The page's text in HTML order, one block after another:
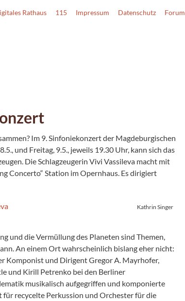
Rathaus 115 Impressum Datenschutz Forum
Im 9. Sinfoniekonzert der Magdeburgischen
und Freitag, 9.5., jeweils 19.30 Uhr, kann sich das
Die Schlagzeugerin Vivi Vassileva macht mit
Concerto“ Station im Opernhaus. Es dirigiert
Kathrin Singer
und die Vermüllung des Planeten sind Themen,
An einem Ort wahrscheinlich bislang eher nicht:
Komponist und Dirigent Gregor A. Mayrhofer,
und Kirill Petrenko bei den Berliner
musikalisch aufgegriffen und komponierte
recycelte Perkussion und Orchester für die